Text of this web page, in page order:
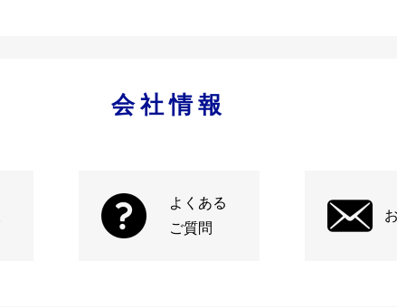
会社情報
よくある
ご質問